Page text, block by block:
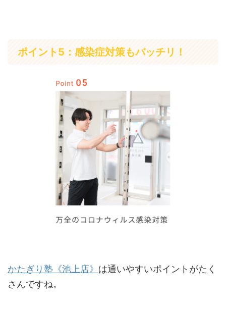
ポイント5：感染症対策もバッチリ！
かたぎり塾《池上店》 は通いやすいポイントがたく
さんですね。